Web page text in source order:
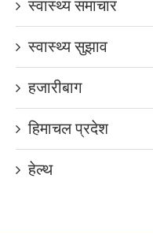
स्वास्थ्य समाचार
स्वास्थ्य सुझाव
हजारीबाग
हिमाचल प्रदेश
हेल्थ